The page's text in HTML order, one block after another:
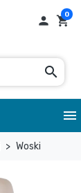
search
 shopping_cart
0
menu
Woski